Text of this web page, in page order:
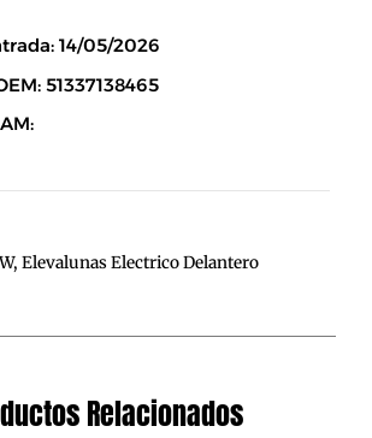
14/05/2026
51337138465
, Elevalunas Electrico Delantero
Relacionados